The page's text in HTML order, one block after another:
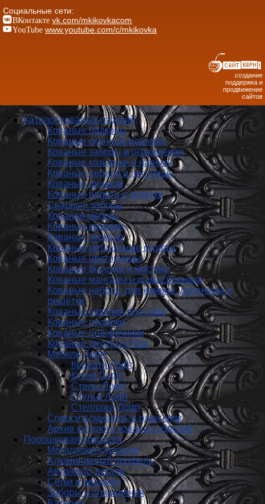
Социальные сети:
ВКонтакте vk.com/mkikovkacom
YouTube www.youtube.com/c/mkikovka
создание
поддержка и
продвижение
сайтов
Каталог кованых изделий
Кованые балконы
Кованые оконные решетки
Кованые заборы и ог­ражде­ния
Кованые козырьки и навесы
Кованые перила и лестницы
Кованые фонари
Кованые ворота и калитки
Сварные заборы
Кованая мебель
Кованые кровати
Кованые зеркала
Кованые ритуальные ограды
Кованые цветочницы
Кованые беседки и мостики
Кованые мангалы и дымосборники
Кованые наборы для камина, дровницы и
решётки
Кованые изделия для сада
Кованые подарки
Кованые подсвечники
Кованые люстры и бра
Мебель Лофт
Кровати Лофт
Кухни Лофт
Столы Лофт
Стулья Лофт
Стеллажи Лофт
Спросить/заказать в один клик
Архив каталога кованых изделий
Порошковая покраска
Металлоконструкции
Алюминиевый профиль
Авто/мото детали
Сетки и решетки
Заборы и ограждения